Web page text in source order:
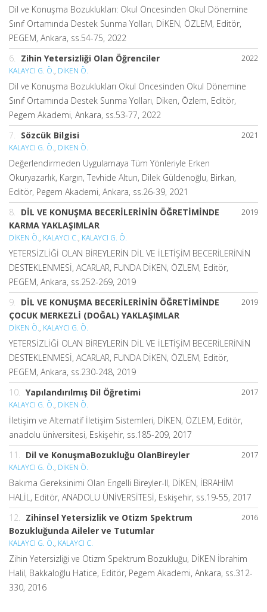
Dil ve Konuşma Bozuklukları: Okul Öncesinden Okul Dönemine
Sınıf Ortamında Destek Sunma Yolları, DİKEN, ÖZLEM, Editör,
PEGEM, Ankara, ss.54-75, 2022
2022
6. Zihin Yetersizliği Olan Öğrenciler
KALAYCI G. Ö., DİKEN Ö.
Dil ve Konuşma Bozuklukları Okul Öncesinden Okul Dönemine
Sınıf Ortamında Destek Sunma Yolları, Diken, Özlem, Editör,
Pegem Akademi, Ankara, ss.53-77, 2022
2021
7. Sözcük Bilgisi
KALAYCI G. Ö., DİKEN Ö.
Değerlendirmeden Uygulamaya Tüm Yönleriyle Erken
Okuryazarlık, Kargın, Tevhide Altun, Dilek Güldenoğlu, Birkan,
Editör, Pegem Akademi, Ankara, ss.26-39, 2021
2019
8. DİL VE KONUŞMA BECERİLERİNİN ÖĞRETİMİNDE
KARMA YAKLAŞIMLAR
DİKEN Ö., KALAYCI C., KALAYCI G. Ö.
YETERSİZLİĞİ OLAN BİREYLERİN DİL VE İLETİŞİM BECERİLERİNİN
DESTEKLENMESİ, ACARLAR, FUNDA DİKEN, ÖZLEM, Editör,
PEGEM, Ankara, ss.252-269, 2019
2019
9. DİL VE KONUŞMA BECERİLERİNİN ÖĞRETİMİNDE
ÇOCUK MERKEZLİ (DOĞAL) YAKLAŞIMLAR
DİKEN Ö., KALAYCI G. Ö.
YETERSİZLİĞİ OLAN BİREYLERİN DİL VE İLETİŞİM BECERİLERİNİN
DESTEKLENMESİ, ACARLAR, FUNDA DİKEN, ÖZLEM, Editör,
PEGEM, Ankara, ss.230-248, 2019
2017
10. Yapılandırılmış Dil Öğretimi
KALAYCI G. Ö., DİKEN Ö.
İletişim ve Alternatif İletişim Sistemleri, DİKEN, ÖZLEM, Editör,
anadolu üniversitesi, Eskişehir, ss.185-209, 2017
2017
11. Dil ve KonuşmaBozukluğu OlanBireyler
KALAYCI G. Ö., DİKEN Ö.
Bakıma Gereksinimi Olan Engelli Bireyler-II, DİKEN, İBRAHİM
HALİL, Editör, ANADOLU ÜNİVERSİTESİ, Eskişehir, ss.19-55, 2017
2016
12. Zihinsel Yetersizlik ve Otizm Spektrum
Bozukluğunda Aileler ve Tutumlar
KALAYCI G. Ö., KALAYCI C.
Zihin Yetersizliği ve Otizm Spektrum Bozukluğu, DİKEN İbrahim
Halil, Bakkaloğlu Hatice, Editör, Pegem Akademi, Ankara, ss.312-
330, 2016